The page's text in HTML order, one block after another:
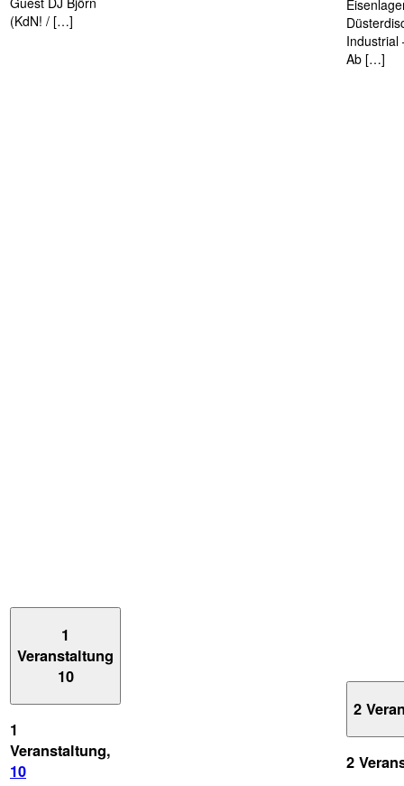
(KdN! / […]
Industrial
Ab […]
1
Veranstaltung
10
1
Veranstaltung,
10
2
2